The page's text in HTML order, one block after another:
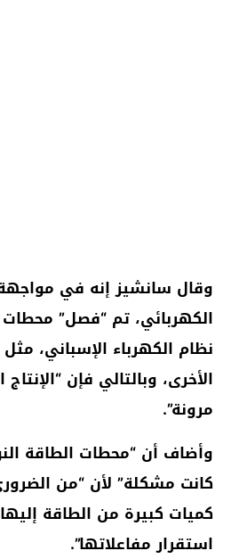
وقال سانشيز إنه في مواجهة
الكهربائي، تم “فصل”
نظام الكهرباء الإسباني،
الأخرى، وبالتالي فإن
مرونة”.
وأضاف أن “محطات الطاقة
كانت مشكلة” لأن “من
كميات كبيرة من الطاقة
استقرار مفاعلاتها”.